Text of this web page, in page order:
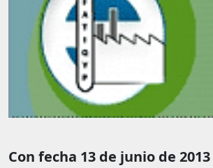
Con fecha 13 de junio de